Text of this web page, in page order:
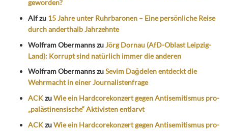
geworden?
Alfzu 15 Jahre unter Ruhrbaronen – Eine persönliche Reise
durch anderthalb Jahrzehnte
Wolfram ObermannszuJörg Dornau (AfD-Oblast Leipzig-
Land): Korrupt sind natürlich immer die anderen
Wolfram ObermannszuSevim Dağdelen entdeckt die
Wehrmacht in einer Journalistenfrage
ACKzuWie ein Hardcorekonzert gegen Antisemitismus pro-
„palästinensische“ Aktivisten entlarvt
ACKzuWie ein Hardcorekonzert gegen Antisemitismus pro-